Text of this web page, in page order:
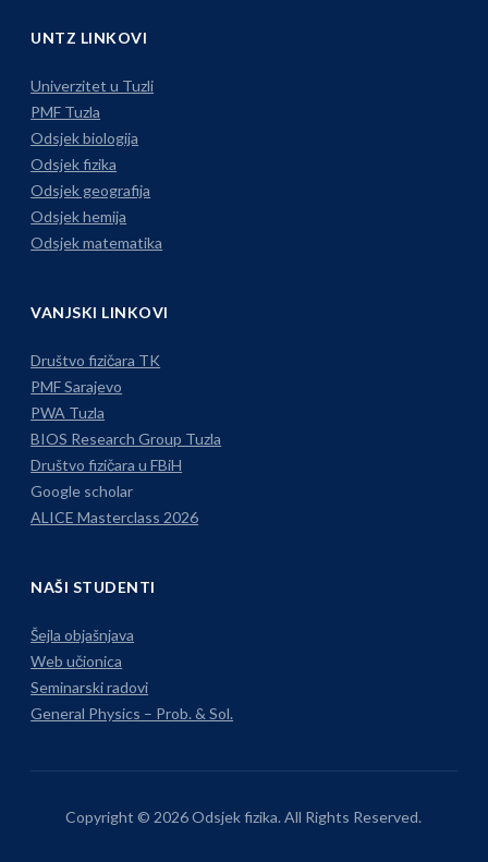
UNTZ LINKOVI
Univerzitet u Tuzli
PMF Tuzla
Odsjek biologija
Odsjek fizika
Odsjek geografija
Odsjek hemija
Odsjek matematika
VANJSKI LINKOVI
Društvo fizičara TK
PMF Sarajevo
PWA Tuzla
BIOS Research Group Tuzla
Društvo fizičara u FBiH
Google scholar
ALICE Masterclass 2026
NAŠI STUDENTI
Šejla objašnjava
Web učionica
Seminarski radovi
General Physics – Prob. & Sol.
Copyright © 2026 Odsjek fizika. All Rights Reserved.